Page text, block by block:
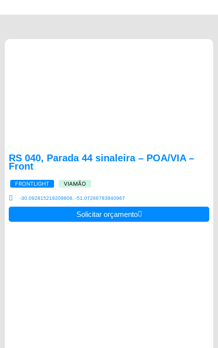
RS 040, Parada 44 sinaleira – POA/VIA –
Front
FRONTLIGHT VIAMÃO
-30.092815219209808, -51.07266783840967
Solicitar orçamento